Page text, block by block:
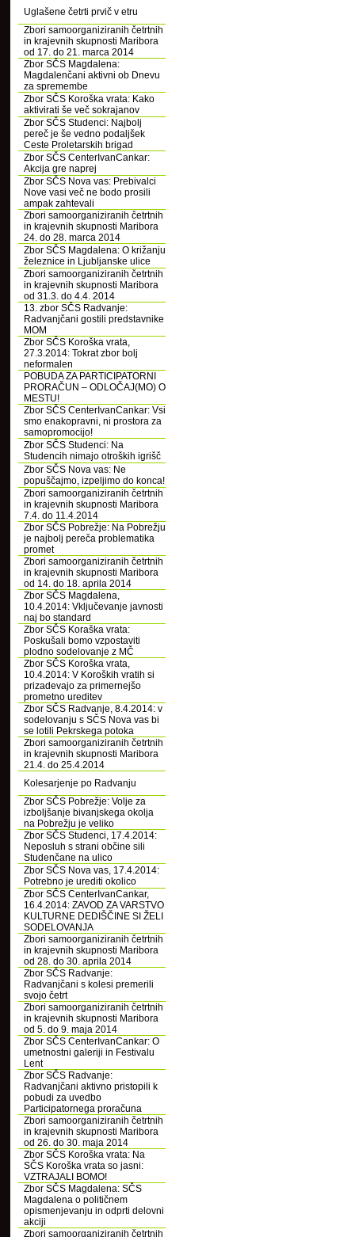
Uglašene četrti prvič v etru
Zbori samoorganiziranih četrtnih
in krajevnih skupnosti Maribora
od 17. do 21. marca 2014
Zbor SČS Magdalena:
Magdalenčani aktivni ob Dnevu
za spremembe
Zbor SČS Koroška vrata: Kako
aktivirati še več sokrajanov
Zbor SČS Studenci: Najbolj
pereč je še vedno podaljšek
Ceste Proletarskih brigad
Zbor SČS CenterIvanCankar:
Akcija gre naprej
Zbor SČS Nova vas: Prebivalci
Nove vasi več ne bodo prosili
ampak zahtevali
Zbori samoorganiziranih četrtnih
in krajevnih skupnosti Maribora
24. do 28. marca 2014
Zbor SČS Magdalena: O križanju
železnice in Ljubljanske ulice
Zbori samoorganiziranih četrtnih
in krajevnih skupnosti Maribora
od 31.3. do 4.4. 2014
13. zbor SČS Radvanje:
Radvanjčani gostili predstavnike
MOM
Zbor SČS Koroška vrata,
27.3.2014: Tokrat zbor bolj
neformalen
POBUDA ZA PARTICIPATORNI
PRORAČUN – ODLOČAJ(MO) O
MESTU!
Zbor SČS CenterIvanCankar: Vsi
smo enakopravni, ni prostora za
samopromocijo!
Zbor SČS Studenci: Na
Studencih nimajo otroških igrišč
Zbor SČS Nova vas: Ne
popuščajmo, izpeljimo do konca!
Zbori samoorganiziranih četrtnih
in krajevnih skupnosti Maribora
7.4. do 11.4.2014
Zbor SČS Pobrežje: Na Pobrežju
je najbolj pereča problematika
promet
Zbori samoorganiziranih četrtnih
in krajevnih skupnosti Maribora
od 14. do 18. aprila 2014
Zbor SČS Magdalena,
10.4.2014: Vključevanje javnosti
naj bo standard
Zbor SČS Koraška vrata:
Poskušali bomo vzpostaviti
plodno sodelovanje z MČ
Zbor SČS Koroška vrata,
10.4.2014: V Koroških vratih si
prizadevajo za primernejšo
prometno ureditev
Zbor SČS Radvanje, 8.4.2014: v
sodelovanju s SČS Nova vas bi
se lotili Pekrskega potoka
Zbori samoorganiziranih četrtnih
in krajevnih skupnosti Maribora
21.4. do 25.4.2014
Kolesarjenje po Radvanju
Zbor SČS Pobrežje: Volje za
izboljšanje bivanjskega okolja
na Pobrežju je veliko
Zbor SČS Studenci, 17.4.2014:
Neposluh s strani občine sili
Studenčane na ulico
Zbor SČS Nova vas, 17.4.2014:
Potrebno je urediti okolico
Zbor SČS CenterIvanCankar,
16.4.2014: ZAVOD ZA VARSTVO
KULTURNE DEDIŠČINE SI ŽELI
SODELOVANJA
Zbori samoorganiziranih četrtnih
in krajevnih skupnosti Maribora
od 28. do 30. aprila 2014
Zbor SČS Radvanje:
Radvanjčani s kolesi premerili
svojo četrt
Zbori samoorganiziranih četrtnih
in krajevnih skupnosti Maribora
od 5. do 9. maja 2014
Zbor SČS CenterIvanCankar: O
umetnostni galeriji in Festivalu
Lent
Zbor SČS Radvanje:
Radvanjčani aktivno pristopili k
pobudi za uvedbo
Participatornega proračuna
Zbori samoorganiziranih četrtnih
in krajevnih skupnosti Maribora
od 26. do 30. maja 2014
Zbor SČS Koroška vrata: Na
SČS Koroška vrata so jasni:
VZTRAJALI BOMO!
Zbor SČS Magdalena: SČS
Magdalena o političnem
opismenjevanju in odprti delovni
akciji
Zbori samoorganiziranih četrtnih